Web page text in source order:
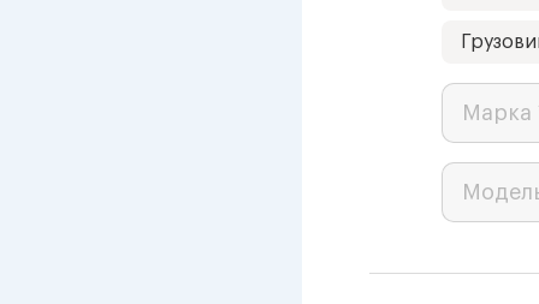
Марка